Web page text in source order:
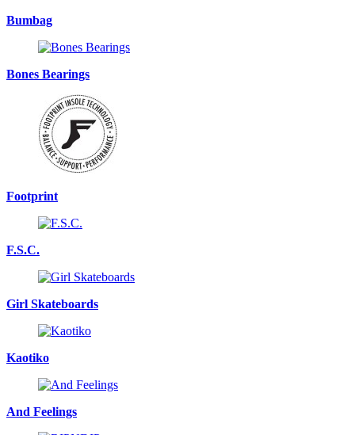
Bumbag
Bones Bearings
Footprint
F.S.C.
Girl Skateboards
Kaotiko
And Feelings